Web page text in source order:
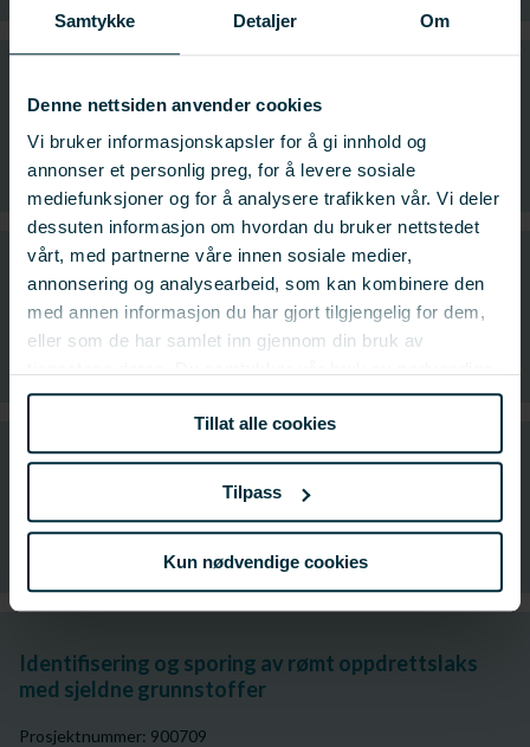
Samtykke Detaljer Om
Denne nettsiden anvender cookies
Vi bruker informasjonskapsler for å gi innhold og
annonser et personlig preg, for å levere sosiale
mediefunksjoner og for å analysere trafikken vår. Vi deler
dessuten informasjon om hvordan du bruker nettstedet
vårt, med partnerne våre innen sosiale medier,
annonsering og analysearbeid, som kan kombinere den
med annen informasjon du har gjort tilgjengelig for dem,
eller som de har samlet inn gjennom din bruk av
informasjonskapsler ved å bruke nettstedet vårt.
Tillat alle cookies
Tilpass
Kun nødvendige cookies
Validating the sea lice reproduction model
Prosjektnummer: 900901
Snorkelmerd: Produksjonseffektivitet, adferd og
velferd
Permanent skjørt for redusering av luspåslag på
Identifisering og sporing av rømt oppdrettslaks
med sjeldne grunnstoffer
Prosjektnummer: 900709